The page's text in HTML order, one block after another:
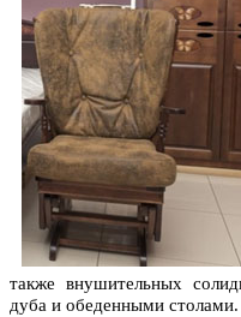
также внушительных
дуба и обеденными столами.